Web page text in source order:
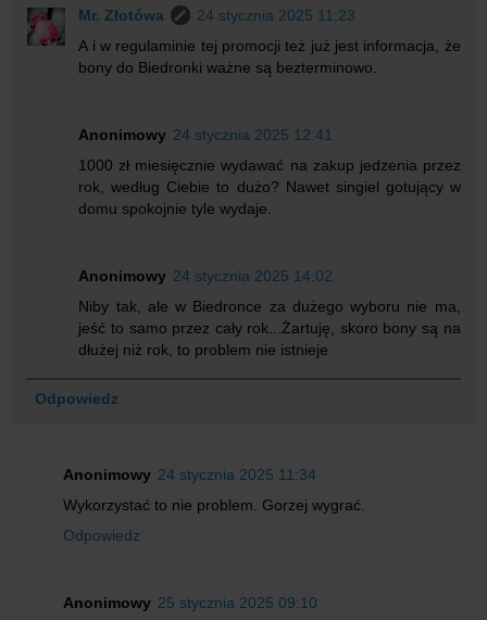
Mr. Złotówa
24 stycznia 2025 11:23
A i w regulaminie tej promocji też już jest informacja, że
bony do Biedronki ważne są bezterminowo.
Anonimowy 24 stycznia 2025 12:41
1000 zł miesięcznie wydawać na zakup jedzenia przez
rok, według Ciebie to dużo? Nawet singiel gotujący w
domu spokojnie tyle wydaje.
Anonimowy 24 stycznia 2025 14:02
Niby tak, ale w Biedronce za dużego wyboru nie ma,
jeść to samo przez cały rok...Żartuję, skoro bony są na
dłużej niż rok, to problem nie istnieje
Odpowiedz
Anonimowy 24 stycznia 2025 11:34
Wykorzystać to nie problem. Gorzej wygrać.
Odpowiedz
Anonimowy 25 stycznia 2025 09:10